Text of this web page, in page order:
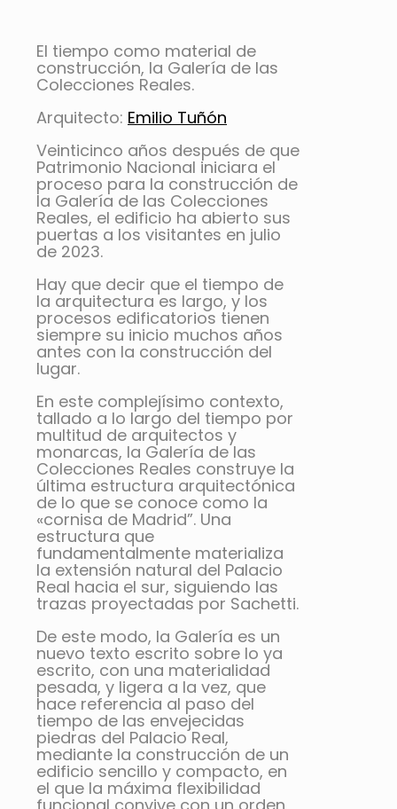
El tiempo como material de
construcción, la Galería de las
Colecciones Reales.
Arquitecto: Emilio Tuñón
Veinticinco años después de que
Patrimonio Nacional iniciara el
proceso para la construcción de
la Galería de las Colecciones
Reales, el edificio ha abierto sus
puertas a los visitantes en julio
de 2023.
Hay que decir que el tiempo de
la arquitectura es largo, y los
procesos edificatorios tienen
siempre su inicio muchos años
antes con la construcción del
lugar.
En este complejísimo contexto,
tallado a lo largo del tiempo por
multitud de arquitectos y
monarcas, la Galería de las
Colecciones Reales construye la
última estructura arquitectónica
de lo que se conoce como la
«cornisa de Madrid”. Una
estructura que
fundamentalmente materializa
la extensión natural del Palacio
Real hacia el sur, siguiendo las
trazas proyectadas por Sachetti.
De este modo, la Galería es un
nuevo texto escrito sobre lo ya
escrito, con una materialidad
pesada, y ligera a la vez, que
hace referencia al paso del
tiempo de las envejecidas
piedras del Palacio Real,
mediante la construcción de un
edificio sencillo y compacto, en
el que la máxima flexibilidad